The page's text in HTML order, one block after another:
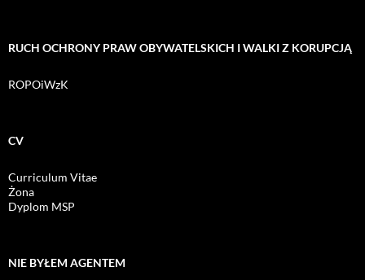
RUCH OCHRONY PRAW OBYWATELSKICH I WALKI Z KORUPCJĄ
ROPOiWzK
CV
Curriculum Vitae
Żona
Dyplom MSP
NIE BYŁEM AGENTEM